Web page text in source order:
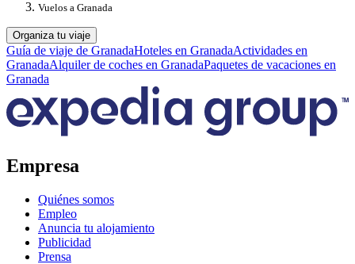
Vuelos a Granada
Organiza tu viaje
Guía de viaje de GranadaHoteles en GranadaActividades en
GranadaAlquiler de coches en GranadaPaquetes de vacaciones en
Granada
Empresa
Quiénes somos
Empleo
Anuncia tu alojamiento
Publicidad
Prensa